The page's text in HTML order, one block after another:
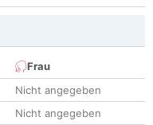
Frau
Nicht angegeben
Nicht angegeben